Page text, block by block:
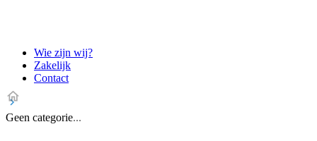
Wie zijn wij?
Zakelijk
Contact
Geen categorie